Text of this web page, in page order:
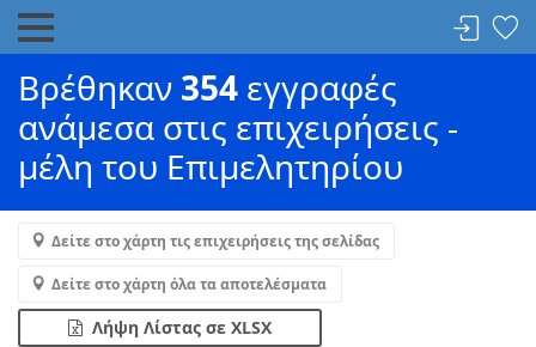
Βρέθηκαν 354 εγγραφές
ανάμεσα στις επιχειρήσεις -
μέλη του Επιμελητηρίου
Δείτε στο χάρτη τις επιχειρήσεις της σελίδας
Δείτε στο χάρτη όλα τα αποτελέσματα
Λήψη Λίστας σε XLSX